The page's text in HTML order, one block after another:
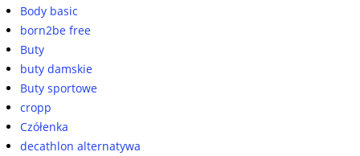
Body basic
born2be free
Buty
buty damskie
Buty sportowe
cropp
Czółenka
decathlon alternatywa